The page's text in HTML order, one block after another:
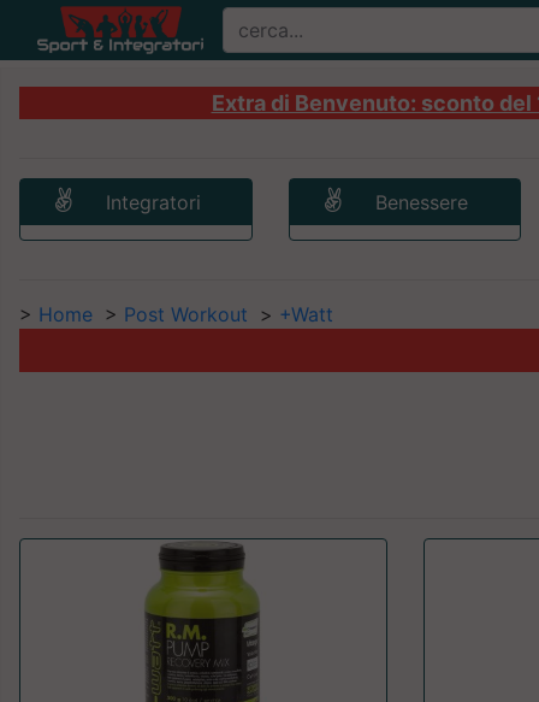
Extra di Benvenuto: sconto
Integratori Benessere
> Home > Post Workout > +Watt